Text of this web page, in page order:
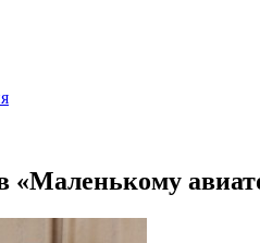
«Маленькому